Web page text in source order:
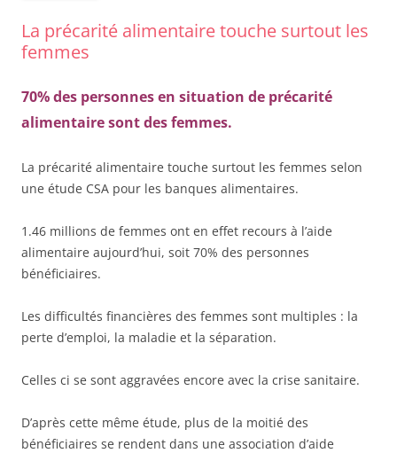
La précarité alimentaire touche surtout les
femmes
70% des personnes en situation de précarité
alimentaire sont des femmes.
La précarité alimentaire touche surtout les femmes selon
une étude CSA pour les banques alimentaires.
1.46 millions de femmes ont en effet recours à l’aide
alimentaire aujourd’hui, soit 70% des personnes
bénéficiaires.
Les difficultés financières des femmes sont multiples : la
perte d’emploi, la maladie et la séparation.
Celles ci se sont aggravées encore avec la crise sanitaire.
D’après cette même étude, plus de la moitié des
bénéficiaires se rendent dans une association d’aide